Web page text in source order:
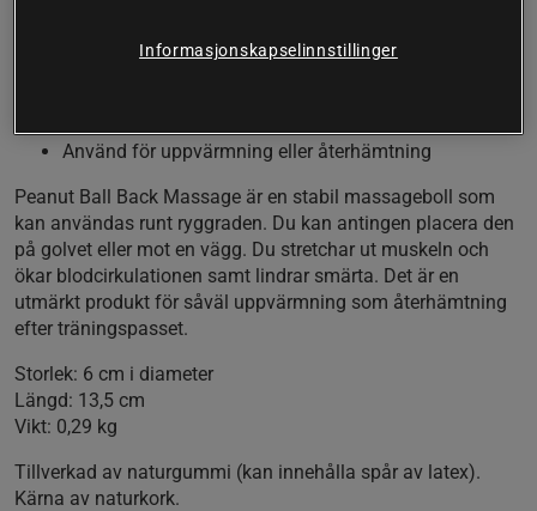
Perfekt att använda runt ryggraden.
Använd för uppvärmning eller återhämtning
Peanut Ball Back Massage är en stabil massageboll som
kan användas runt ryggraden. Du kan antingen placera den
på golvet eller mot en vägg. Du stretchar ut muskeln och
ökar blodcirkulationen samt lindrar smärta. Det är en
utmärkt produkt för såväl uppvärmning som återhämtning
efter träningspasset.
Storlek: 6 cm i diameter
Längd: 13,5 cm
Vikt: 0,29 kg
Tillverkad av naturgummi (kan innehålla spår av latex).
Kärna av naturkork.
Informasjonskapselinnstillinger